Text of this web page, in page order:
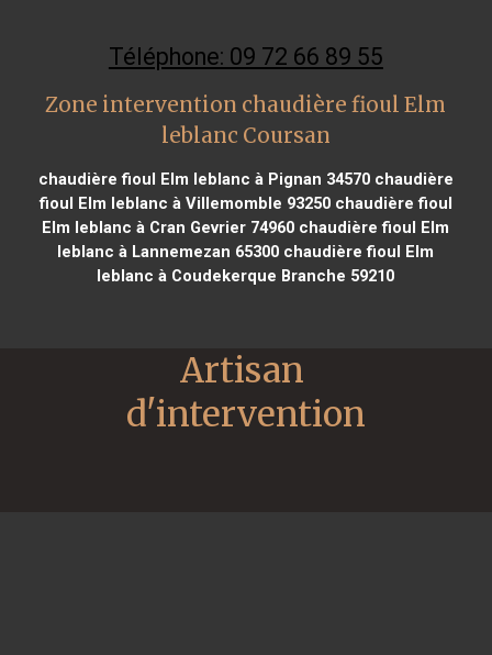
Téléphone: 09 72 66 89 55
Zone intervention chaudière fioul Elm
leblanc Coursan
chaudière fioul Elm leblanc à Pignan 34570chaudière
fioul Elm leblanc à Villemomble 93250chaudière fioul
Elm leblanc à Cran Gevrier 74960 chaudière fioul Elm
leblanc à Lannemezan 65300 chaudière fioul Elm
leblanc à Coudekerque Branche 59210
Artisan
d'intervention